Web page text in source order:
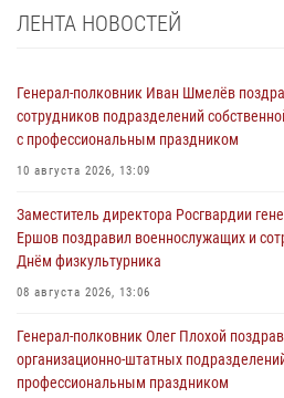
ЛЕНТА НОВОСТЕЙ
Генерал-полковник Иван Шмелёв
сотрудников подразделений
с профессиональным праздником
10 августа 2026, 13:09
Заместитель директора Росгвардии
Ершов поздравил военнослужащих и
Днём физкультурника
08 августа 2026, 13:06
Генерал-полковник Олег Плохой
организационно-штатных
профессиональным праздником